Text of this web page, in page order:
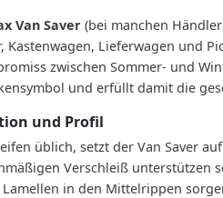
Van Saver (bei manchen
Kastenwagen, Lieferwagen und
zwischen Sommer- und
und erfüllt damit die
und Profil
üblich, setzt der Van Saver
Verschleiß unterstützen
in den Mittelrippen